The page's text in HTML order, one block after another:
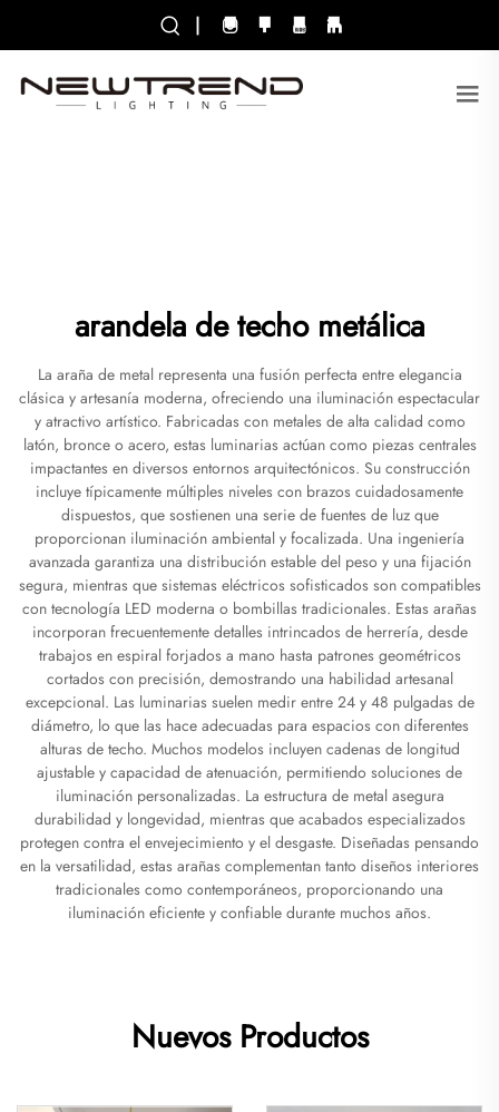
|
arandela de techo metálica
La araña de metal representa una fusión perfecta entre elegancia
clásica y artesanía moderna, ofreciendo una iluminación espectacular
y atractivo artístico. Fabricadas con metales de alta calidad como
latón, bronce o acero, estas luminarias actúan como piezas centrales
impactantes en diversos entornos arquitectónicos. Su construcción
incluye típicamente múltiples niveles con brazos cuidadosamente
dispuestos, que sostienen una serie de fuentes de luz que
proporcionan iluminación ambiental y focalizada. Una ingeniería
avanzada garantiza una distribución estable del peso y una fijación
segura, mientras que sistemas eléctricos sofisticados son compatibles
con tecnología LED moderna o bombillas tradicionales. Estas arañas
incorporan frecuentemente detalles intrincados de herrería, desde
trabajos en espiral forjados a mano hasta patrones geométricos
cortados con precisión, demostrando una habilidad artesanal
excepcional. Las luminarias suelen medir entre 24 y 48 pulgadas de
diámetro, lo que las hace adecuadas para espacios con diferentes
alturas de techo. Muchos modelos incluyen cadenas de longitud
ajustable y capacidad de atenuación, permitiendo soluciones de
iluminación personalizadas. La estructura de metal asegura
durabilidad y longevidad, mientras que acabados especializados
protegen contra el envejecimiento y el desgaste. Diseñadas pensando
en la versatilidad, estas arañas complementan tanto diseños interiores
tradicionales como contemporáneos, proporcionando una
iluminación eficiente y confiable durante muchos años.
Nuevos Productos